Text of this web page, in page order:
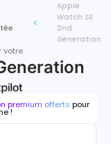
Apple
Watch SE
2nd
Generation
votre
premium offerts pour
!